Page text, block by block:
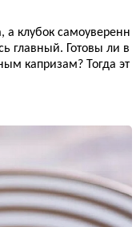
а клубок самоуверенн
главный. Готовы ли в
капризам? Тогда эт